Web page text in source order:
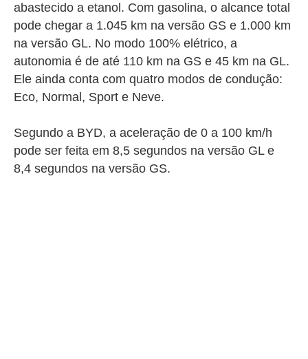
abastecido a etanol. Com gasolina, o alcance total
pode chegar a 1.045 km na versão GS e 1.000 km
na versão GL. No modo 100% elétrico, a
autonomia é de até 110 km na GS e 45 km na GL.
Ele ainda conta com quatro modos de condução:
Eco, Normal, Sport e Neve.
Segundo a BYD, a aceleração de 0 a 100 km/h
pode ser feita em 8,5 segundos na versão GL e
8,4 segundos na versão GS.